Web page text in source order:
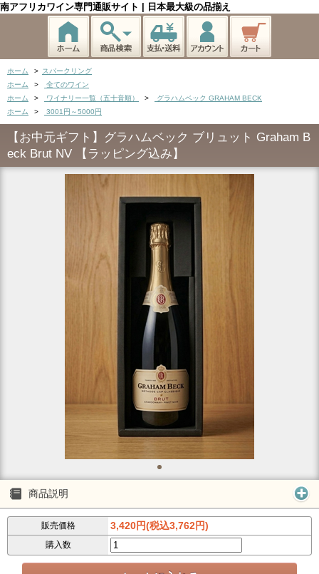
南アフリカワイン専門通販サイト | 日本最大級の品揃え
ホーム > スパークリング
ホーム
>
全てのワイン
ホーム
> ワイナリー一覧（五十音順） >
グラハムベック GRAHAM BECK
ホーム
> 3001円～5000円
【お中元ギフト】グラハムベック ブリュット Graham B
eck Brut NV 【ラッピング込み】
商品説明
販売価格 3,420円(税込3,762円)
購入数